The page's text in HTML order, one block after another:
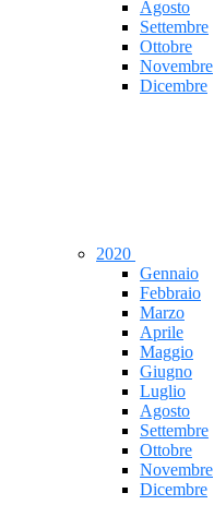
Agosto
Settembre
Ottobre
Novembre
Dicembre
2020
Gennaio
Febbraio
Marzo
Aprile
Maggio
Giugno
Luglio
Agosto
Settembre
Ottobre
Novembre
Dicembre